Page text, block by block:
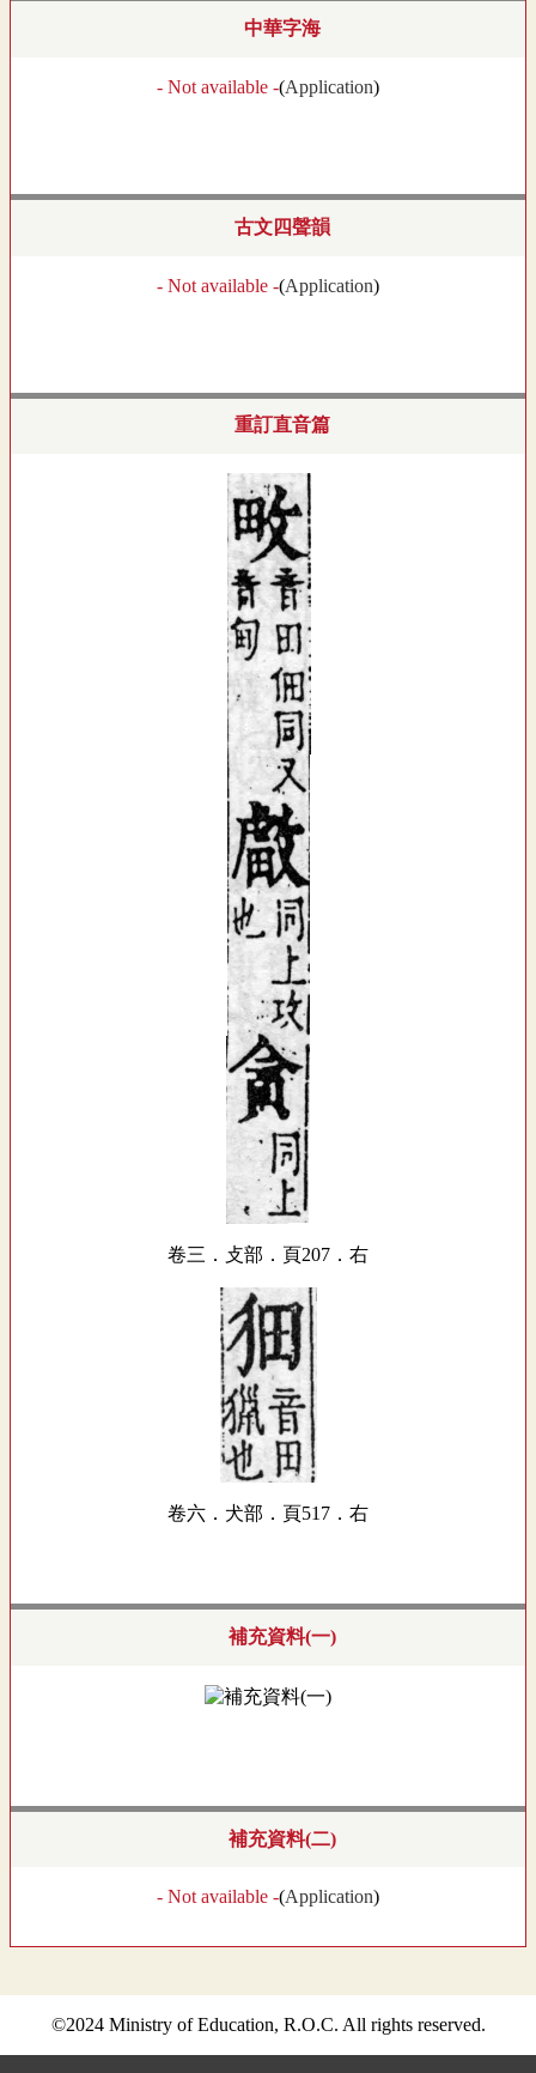
中華字海
- Not available -(Application)
古文四聲韻
- Not available -(Application)
重訂直音篇
卷三．攴部．頁207．右
卷六．犬部．頁517．右
補充資料(一)
補充資料(二)
- Not available -(Application)
©2024 Ministry of Education, R.O.C. All rights reserved.